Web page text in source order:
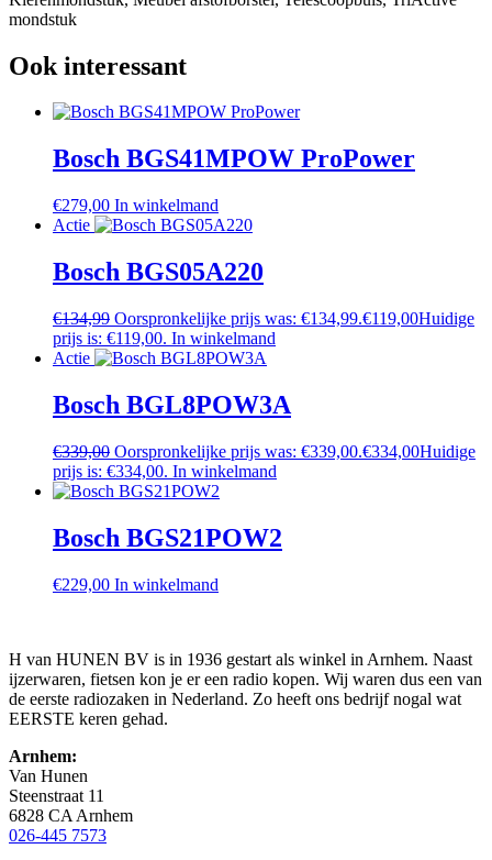
mondstuk
Ook interessant
Bosch BGS41MPOW ProPower
€279,00 In winkelmand
Actie
Bosch BGS05A220
€134,99 Oorspronkelijke prijs was: €134,99.€119,00Huidige
prijs is: €119,00. In winkelmand
Actie
Bosch BGL8POW3A
€339,00 Oorspronkelijke prijs was: €339,00.€334,00Huidige
prijs is: €334,00. In winkelmand
Bosch BGS21POW2
€229,00 In winkelmand
H van HUNEN BV is in 1936 gestart als winkel in Arnhem. Naast
ijzerwaren, fietsen kon je er een radio kopen. Wij waren dus een van
de eerste radiozaken in Nederland. Zo heeft ons bedrijf nogal wat
EERSTE keren gehad.
Arnhem:
Van Hunen
Steenstraat 11
6828 CA Arnhem
026-445 7573